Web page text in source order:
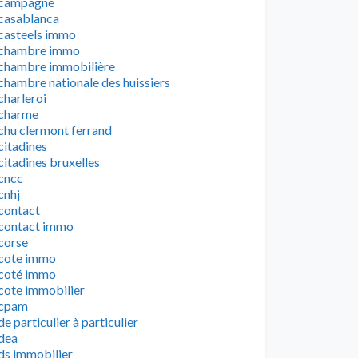
immo
immo
immobilière
nationale des huissiers
clermont ferrand
bruxelles
immo
immo
immo
immobilier
particulier à particulier
immobilier